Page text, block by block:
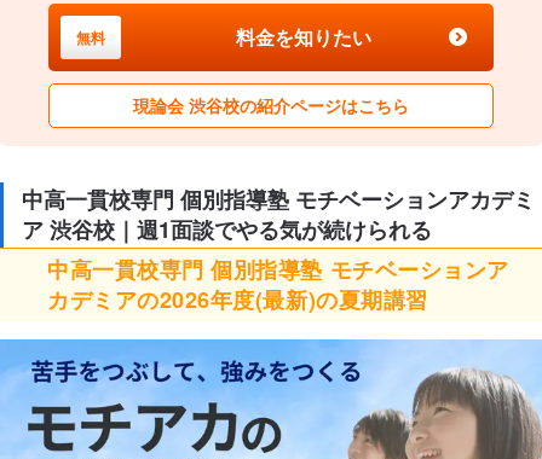
無料 料金を知りたい
現論会 渋谷校の紹介ページはこちら
中高一貫校専門 個別指導塾 モチベーションアカデミ
ア 渋谷校｜週1面談でやる気が続けられる
中高一貫校専門 個別指導塾 モチベーションア
カデミアの2026年度(最新)の夏期講習